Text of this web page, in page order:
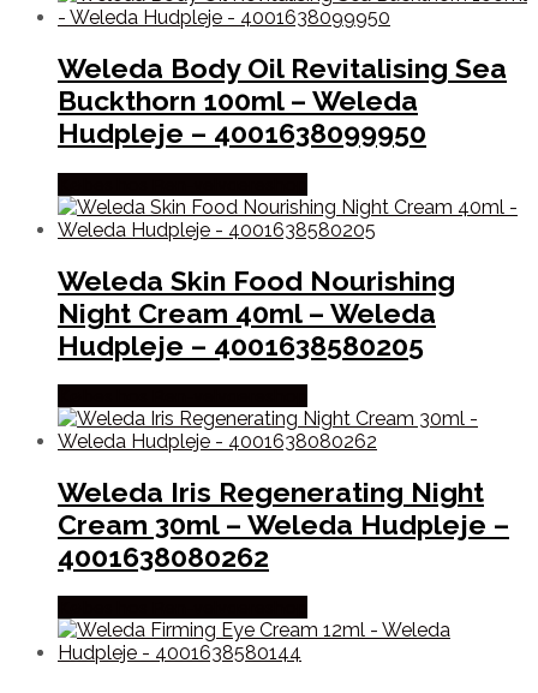
Weleda Body Oil Revitalising Sea
Buckthorn 100ml – Weleda
Hudpleje – 4001638099950
Weleda Skin Food Nourishing
Night Cream 40ml – Weleda
Hudpleje – 4001638580205
Weleda Iris Regenerating Night
Cream 30ml – Weleda Hudpleje –
4001638080262